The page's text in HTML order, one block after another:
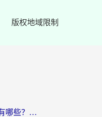
版权地域限制
海外看腾讯视频的软件有哪些？2026实测有效，留学生都在用的回国加速器指南